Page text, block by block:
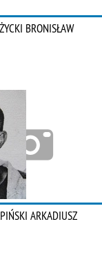
BRONISŁAW
ARKADIUSZ